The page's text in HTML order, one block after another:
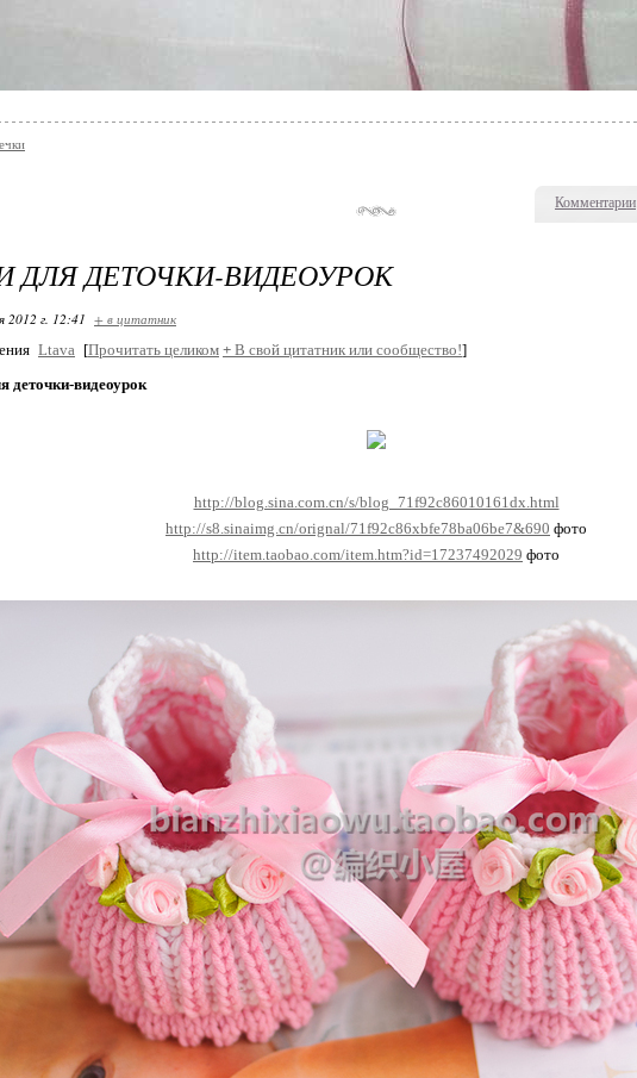
Комментарии
ДЛЯ ДЕТОЧКИ-ВИДЕОУРОК
2012 г. 12:41 + в цитатник
Ltava [Прочитать целиком + В свой цитатник или сообщество!]
деточки-видеоурок
http://blog.sina.com.cn/s/blog_71f92c86010161dx.html
http://s8.sinaimg.cn/orignal/71f92c86xbfe78ba06be7&690 фото
http://item.taobao.com/item.htm?id=17237492029 фото